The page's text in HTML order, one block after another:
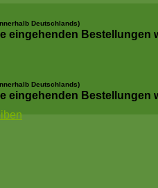
Deutschlands)
eingehenden
Deutschlands)
eingehenden